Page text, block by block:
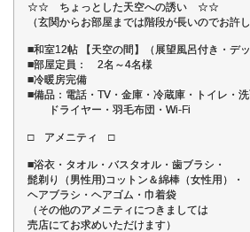
☆☆ ちょっとした天空への誘い ☆☆
（玄関からお部屋までは階段が長いのでお許し
■和室12帖 【天空の間】（展望風呂付き・デッ
■部屋定員： 2名～4名様
■冷暖房完備
■備品：電話・TV・金庫・冷蔵庫・トイレ・洗
ドライヤー・羽毛布団・Wi-Fi
□ アメニティ □
■浴衣・タオル・バスタオル・歯ブラシ・
髭剃り（男性用)コットン＆綿棒（女性用）・
ヘアブラシ・ヘアゴム・巾着袋
（その他のアメニティにつきましては
売店にてお求めいただけます）